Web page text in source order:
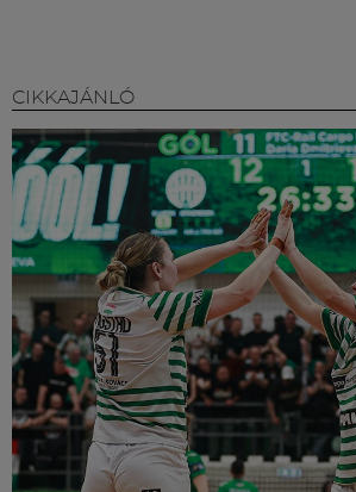
CIKKAJÁNLÓ